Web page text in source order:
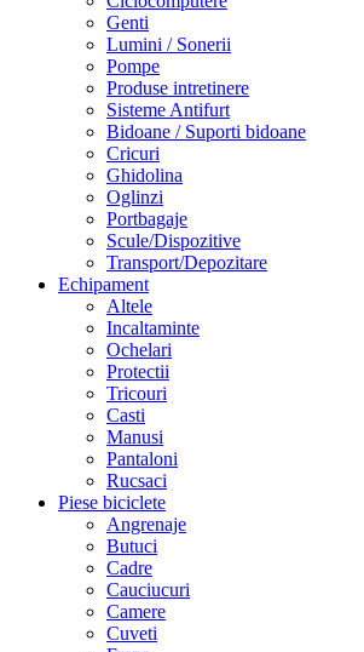
Genti
Lumini / Sonerii
Pompe
Produse intretinere
Sisteme Antifurt
Bidoane / Suporti bidoane
Cricuri
Ghidolina
Oglinzi
Portbagaje
Scule/Dispozitive
Transport/Depozitare
Echipament
Altele
Incaltaminte
Ochelari
Protectii
Tricouri
Casti
Manusi
Pantaloni
Rucsaci
Piese biciclete
Angrenaje
Butuci
Cadre
Cauciucuri
Camere
Cuveti